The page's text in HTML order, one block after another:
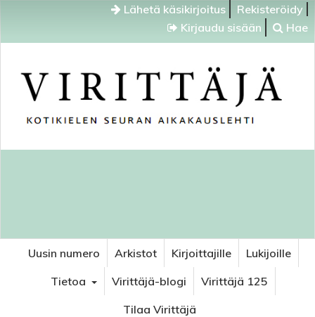
Lähetä käsikirjoitus
Rekisteröidy
Kirjaudu sisään
Hae
Uusin numero Arkistot Kirjoittajille
Lukijoille
Tietoa
Virittäjä-blogi
Virittäjä 125
Tilaa Virittäjä